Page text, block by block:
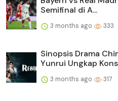
Semifinal di A...
3 months ago 333
Sinopsis Drama
Yunrui Ungkap
3 months ago 317